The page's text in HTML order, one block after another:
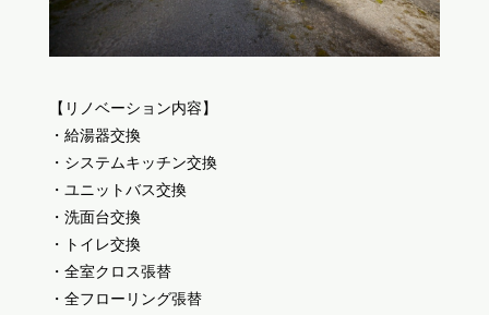
【リノベーション内容】
・給湯器交換
・システムキッチン交換
・ユニットバス交換
・洗面台交換
・トイレ交換
・全室クロス張替
・全フローリング張替